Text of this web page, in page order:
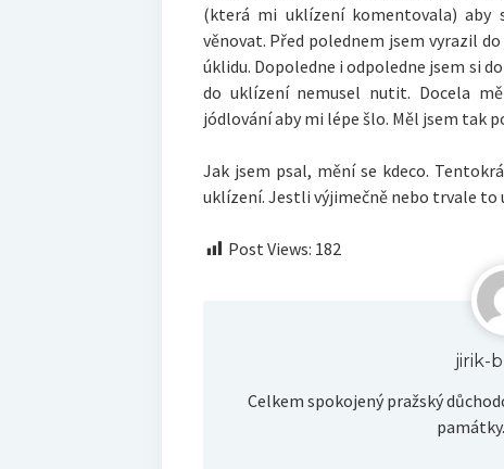
(která mi uklízení komentovala)
věnovat. Před polednem jsem vyrazil
úklidu. Dopoledne i odpoledne jsem si
do uklízení nemusel nutit. Docela
jódlování aby mi lépe šlo. Měl jsem tak
Jak jsem psal, mění se kdeco.
uklízení. Jestli výjimečně nebo trvale to
Post Views: 182
jirik-
Celkem spokojený pražský